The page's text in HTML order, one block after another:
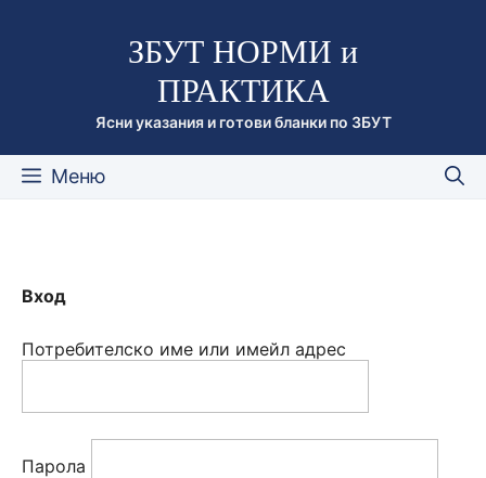
съдържаниетоЗБУТ НОРМИ и
ПРАКТИКА
Ясни указания и готови бланки по ЗБУТ
Меню
Вход
Потребителско име или имейл адрес
Парола